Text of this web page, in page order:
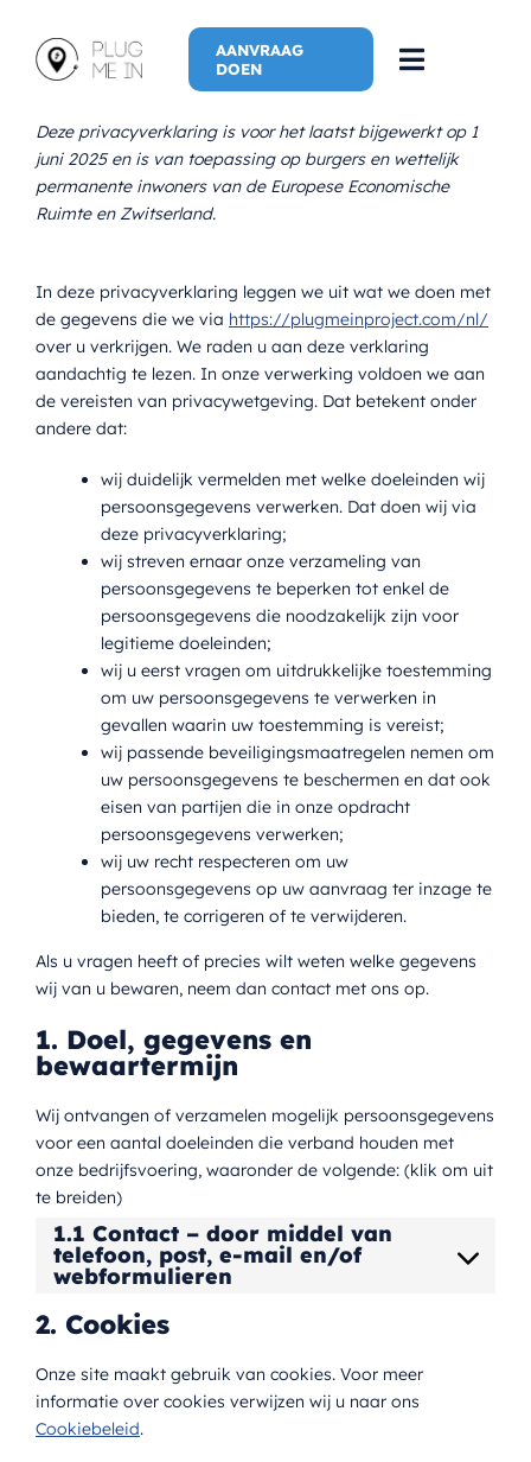
content
AANVRAAG
DOEN
Toggle
Home
Plug Me In
Plug Me In
Meer
Deze privacyverklaring is voor het laatst bijgewerkt op 1
juni 2025 en is van toepassing op burgers en wettelijk
permanente inwoners van de Europese Economische
Ruimte en Zwitserland.
In deze privacyverklaring leggen we uit wat we doen met
de gegevens die we via https://plugmeinproject.com/nl/
over u verkrijgen. We raden u aan deze verklaring
aandachtig te lezen. In onze verwerking voldoen we aan
de vereisten van privacywetgeving. Dat betekent onder
andere dat:
wij duidelijk vermelden met welke doeleinden wij
persoonsgegevens verwerken. Dat doen wij via
deze privacyverklaring;
wij streven ernaar onze verzameling van
persoonsgegevens te beperken tot enkel de
persoonsgegevens die noodzakelijk zijn voor
legitieme doeleinden;
wij u eerst vragen om uitdrukkelijke toestemming
om uw persoonsgegevens te verwerken in
gevallen waarin uw toestemming is vereist;
wij passende beveiligingsmaatregelen nemen om
uw persoonsgegevens te beschermen en dat ook
eisen van partijen die in onze opdracht
persoonsgegevens verwerken;
wij uw recht respecteren om uw
persoonsgegevens op uw aanvraag ter inzage te
bieden, te corrigeren of te verwijderen.
Als u vragen heeft of precies wilt weten welke gegevens
wij van u bewaren, neem dan contact met ons op.
1. Doel, gegevens en
bewaartermijn
Wij ontvangen of verzamelen mogelijk persoonsgegevens
voor een aantal doeleinden die verband houden met
onze bedrijfsvoering, waaronder de volgende: (klik om uit
te breiden)
1.1 Contact – door middel van
telefoon, post, e-mail en/of
webformulieren
2. Cookies
Onze site maakt gebruik van cookies. Voor meer
informatie over cookies verwijzen wij u naar ons
Cookiebeleid.